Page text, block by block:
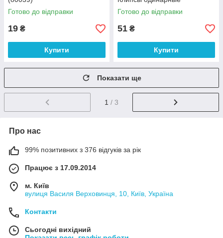
Готово до відправки
19 ₴
Купити
Готово до відправки
51 ₴
Купити
Показати ще
1 / 3
Про нас
99% позитивних з 376 відгуків за рік
Працює з 17.09.2014
м. Київ
вулиця Василя Верховинця, 10, Київ, Україна
Контакти
Сьогодні вихідний